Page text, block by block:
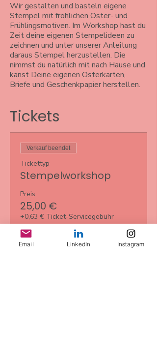
Wir gestalten und basteln eigene
Stempel mit fröhlichen Oster- und
Frühlingsmotiven. Im Workshop hast du
Zeit deine eigenen Stempelideen zu
zeichnen und unter unserer Anleitung
daraus Stempel herzustellen. Die
nimmst du natürlich mit nach Hause und
kanst Deine eigenen Osterkarten,
Briefe und Geschenkpapier herstellen.
Tickets
Verkauf beendet
Tickettyp
Stempelworkshop
Preis
25,00 €
+0,63 € Ticket-Servicegebühr
Email LinkedIn Instagram